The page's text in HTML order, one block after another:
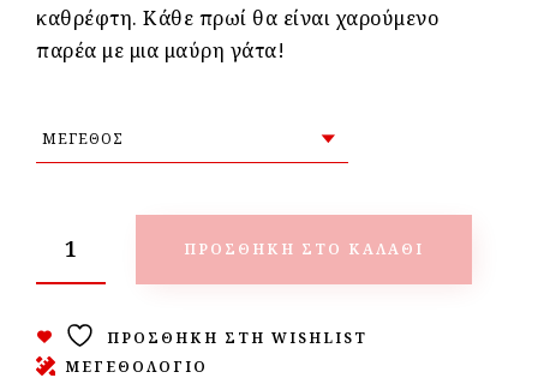
καθρέφτη. Κάθε πρωί θα είναι χαρούμενο
παρέα με μια μαύρη γάτα!
ΠΡΟΣΘΉΚΗ ΣΤΟ ΚΑΛΆΘΙ
ΠΡΟΣΘΉΚΗ ΣΤΗ WISHLIST
ΜΕΓΕΘΟΛΟΓΙΟ